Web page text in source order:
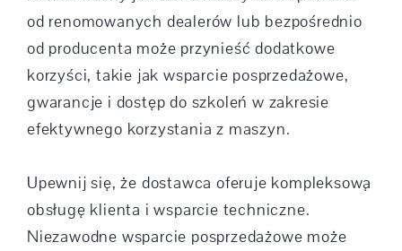
od renomowanych dealerów lub bezpośrednio
od producenta może przynieść dodatkowe
korzyści, takie jak wsparcie posprzedażowe,
gwarancje i dostęp do szkoleń w zakresie
efektywnego korzystania z maszyn.
Upewnij się, że dostawca oferuje kompleksową
obsługę klienta i wsparcie techniczne.
Niezawodne wsparcie posprzedażowe może